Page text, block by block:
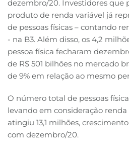
dezembro/20. Investidores que
produto de renda variável já
de pessoas físicas – contando
- na B3. Além disso, os 4,2
pessoa física fecharam
de R$ 501 bilhões no mercado
de 9% em relação ao mesmo
O número total de pessoas
levando em consideração
atingiu 13,1 milhões,
com dezembro/20.